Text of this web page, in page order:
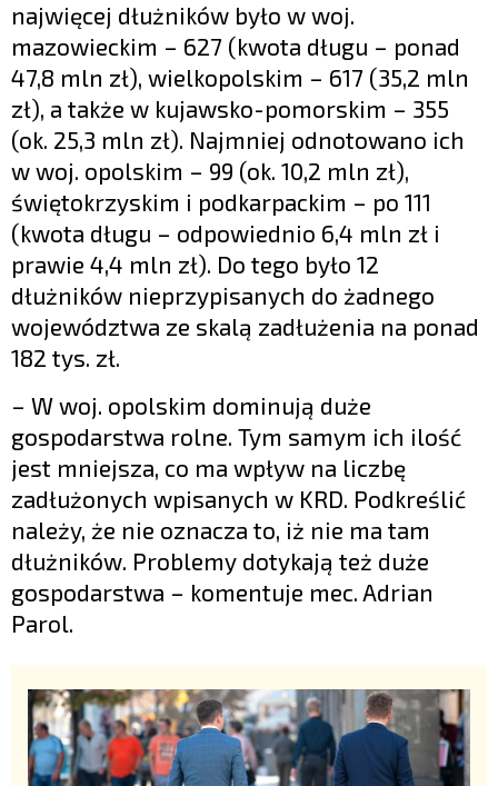
najwięcej dłużników było w woj.
mazowieckim – 627 (kwota długu – ponad
47,8 mln zł), wielkopolskim – 617 (35,2 mln
zł), a także w kujawsko-pomorskim – 355
(ok. 25,3 mln zł). Najmniej odnotowano ich
w woj. opolskim – 99 (ok. 10,2 mln zł),
świętokrzyskim i podkarpackim – po 111
(kwota długu – odpowiednio 6,4 mln zł i
prawie 4,4 mln zł). Do tego było 12
dłużników nieprzypisanych do żadnego
województwa ze skalą zadłużenia na ponad
182 tys. zł.
– W woj. opolskim dominują duże
gospodarstwa rolne. Tym samym ich ilość
jest mniejsza, co ma wpływ na liczbę
zadłużonych wpisanych w KRD. Podkreślić
należy, że nie oznacza to, iż nie ma tam
dłużników. Problemy dotykają też duże
gospodarstwa – komentuje mec. Adrian
Parol.